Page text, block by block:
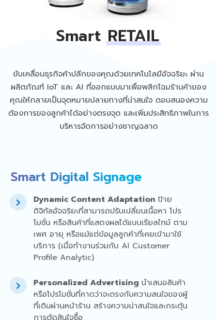
Smart RETAIL
ขับเคลื่อนธุรกิจค้าปลีกของคุณด้วยเทคโนโลยีอัจฉริยะ ผ่าน
ผลิตภัณฑ์ IoT และ AI ที่ออกแบบมาเพื่อพลิกโฉมร้านค้าของ
คุณให้กลายเป็นจุดหมายปลายทางที่น่าสนใจ ตอบสนองความ
ต้องการของลูกค้าได้อย่างตรงจุด และเพิ่มประสิทธิภาพในการ
บริหารจัดการอย่างชาญฉลาด
Smart Digital Signage
Dynamic Content Adaptation ป้าย
ดิจิทัลอัจฉริยะที่สามารถปรับเปลี่ยนเนื้อหา โปร
โมชั่น หรือสินค้าที่แสดงผลได้แบบเรียลไทม์ ตาม
เพศ อายุ หรือแม้แต่ข้อมูลลูกค้าที่เคยเข้ามาใช้
บริการ (เมื่อทำงานร่วมกับ AI Customer
Profile Analytic)
Personalized Advertising นำเสนอสินค้า
หรือโปรโมชั่นที่คาดว่าจะตรงกับความสนใจของผู้
ที่เดินผ่านหน้าร้าน สร้างความน่าสนใจและกระตุ้น
การตัดสินใจซื้อ